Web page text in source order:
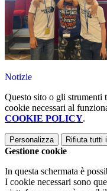
Notizie
Questo sito o gli strumenti
cookie necessari al
COOKIE POLICY.
Personalizza Rifiuta tutti
Gestione cookie
In questa schermata è
I cookie necessari sono